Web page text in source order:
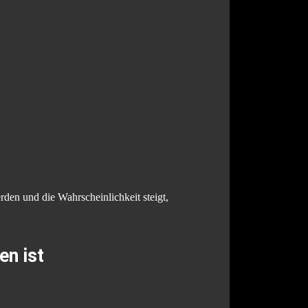
und die Wahrscheinlichkeit steigt,
ist